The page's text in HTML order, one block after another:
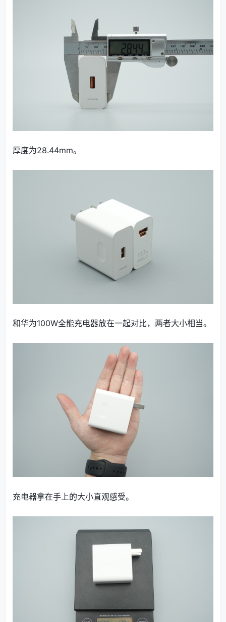
厚度为28.44mm。
和华为100W全能充电器放在一起对比，两者大小相当。
充电器拿在手上的大小直观感受。